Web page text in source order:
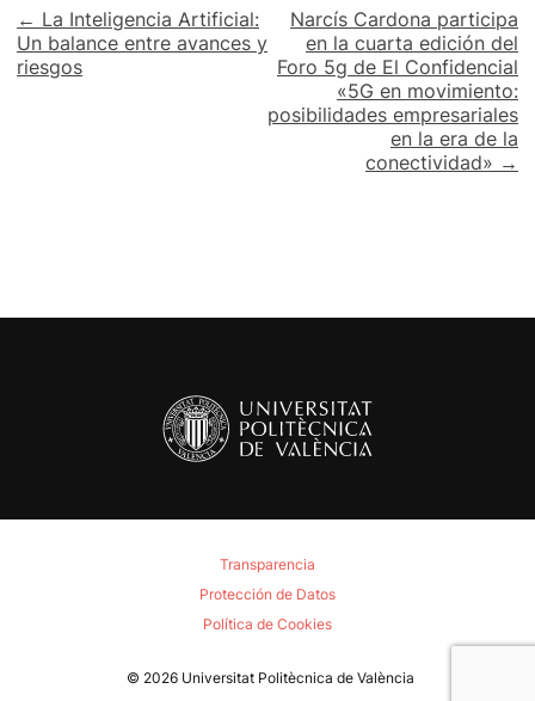
Navegación
de
← La Inteligencia Artificial:
Un balance entre avances y
riesgos
Narcís Cardona participa
en la cuarta edición del
Foro 5g de El Confidencial
«5G en movimiento:
posibilidades empresariales
en la era de la
conectividad» →
Transparencia
Protección de Datos
Política de Cookies
© 2026 Universitat Politècnica de València